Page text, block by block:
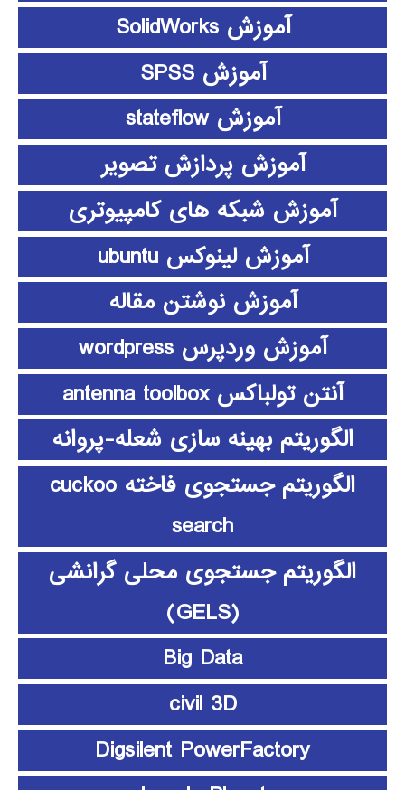
آموزش SolidWorks
آموزش SPSS
آموزش stateflow
آموزش پردازش تصویر
آموزش شبکه های کامپیوتری
آموزش لینوکس ubuntu
آموزش نوشتن مقاله
آموزش وردپرس wordpress
آنتن تولباکس antenna toolbox
الگوریتم بهینه سازی شعله-پروانه
الگوریتم جستجوی فاخته cuckoo
search
الگوریتم جستجوی محلی گرانشی
(GELS)
Big Data
civil 3D
Digsilent PowerFactory